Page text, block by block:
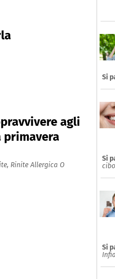
agli
Rinite Allergica O
Si
Si
Si